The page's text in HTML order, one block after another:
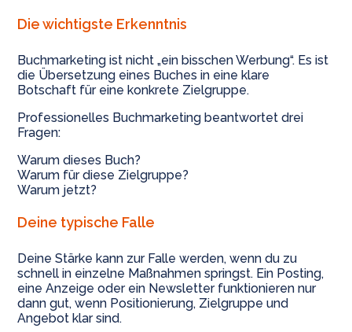
Die wichtigste Erkenntnis
Buchmarketing ist nicht „ein bisschen Werbung“. Es ist
die Übersetzung eines Buches in eine klare
Botschaft für eine konkrete Zielgruppe.
Professionelles Buchmarketing beantwortet drei
Fragen:
Warum dieses Buch?
Warum für diese Zielgruppe?
Warum jetzt?
Deine typische Falle
Deine Stärke kann zur Falle werden, wenn du zu
schnell in einzelne Maßnahmen springst. Ein Posting,
eine Anzeige oder ein Newsletter funktionieren nur
dann gut, wenn Positionierung, Zielgruppe und
Angebot klar sind.